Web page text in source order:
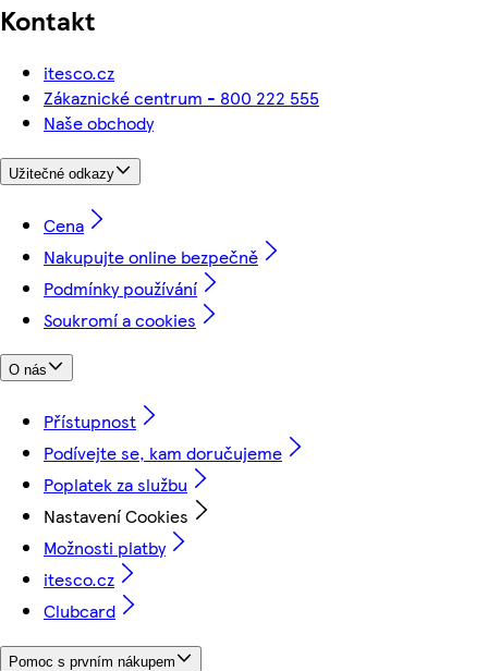
Kontakt
itesco.cz
Zákaznické centrum - 800 222 555
Naše obchody
Užitečné odkazy
Cena
Nakupujte online bezpečně
Podmínky používání
Soukromí a cookies
O nás
Přístupnost
Podívejte se, kam doručujeme
Poplatek za službu
Nastavení Cookies
Možnosti platby
itesco.cz
Clubcard
Pomoc s prvním nákupem